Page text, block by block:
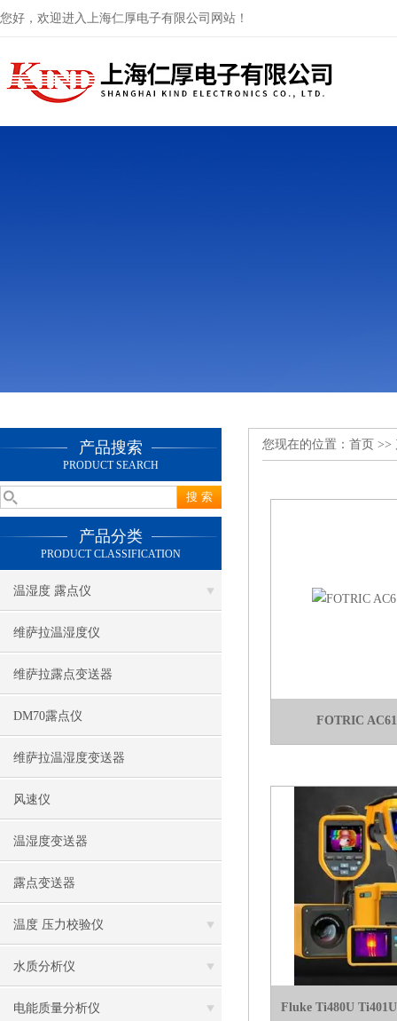
您好，欢迎进入上海仁厚电子有限公司网站！
产品搜索
PRODUCT SEARCH
产品分类
PRODUCT CLASSIFICATION
温湿度 露点仪
维萨拉温湿度仪
维萨拉露点变送器
DM70露点仪
维萨拉温湿度变送器
风速仪
温湿度变送器
露点变送器
温度 压力校验仪
水质分析仪
电能质量分析仪
您现在的位置： 首页 >>
FOTRIC
Fluke Ti480U